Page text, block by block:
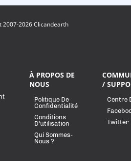
2007-2026 Clicandearth
À PROPOS DE
NOUS
Politique De
Confidentialité
Conditions
D'utilisation
Qui Sommes-
Nous ?
/
Centre
Twitter